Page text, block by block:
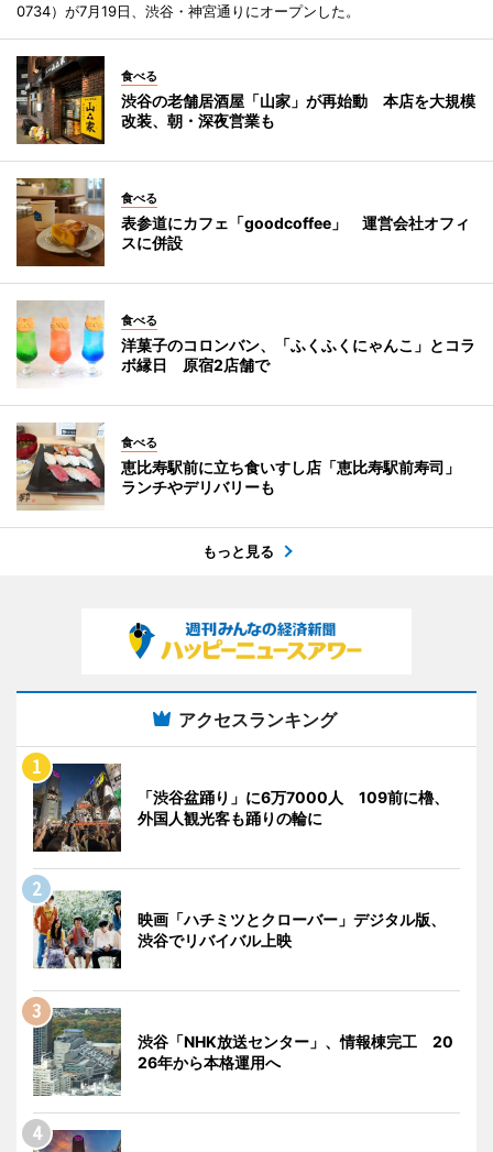
0734）が7月19日、渋谷・神宮通りにオープンした。
食べる
渋谷の老舗居酒屋「山家」が再始動 本店を大規模
改装、朝・深夜営業も
食べる
表参道にカフェ「goodcoffee」 運営会社オフィ
スに併設
食べる
洋菓子のコロンバン、「ふくふくにゃんこ」とコラ
ボ縁日 原宿2店舗で
食べる
恵比寿駅前に立ち食いすし店「恵比寿駅前寿司」
ランチやデリバリーも
もっと見る
アクセスランキング
「渋谷盆踊り」に6万7000人 109前に櫓、
外国人観光客も踊りの輪に
映画「ハチミツとクローバー」デジタル版、
渋谷でリバイバル上映
渋谷「NHK放送センター」、情報棟完工 20
26年から本格運用へ